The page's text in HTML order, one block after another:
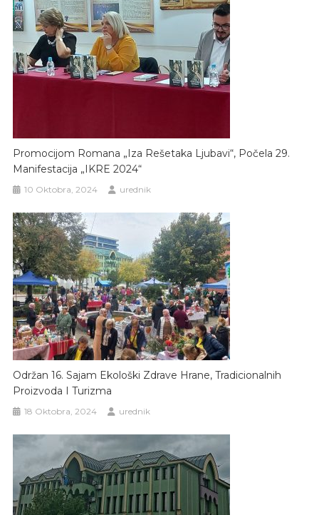
Promocijom Romana „Iza Rešetaka Ljubavi“, Počela 29.
Manifestacija „IKRE 2024“
10 Oktobra, 2024 urednik
Održan 16. Sajam Ekološki Zdrave Hrane, Tradicionalnih
Proizvoda I Turizma
18 Oktobra, 2024 urednik